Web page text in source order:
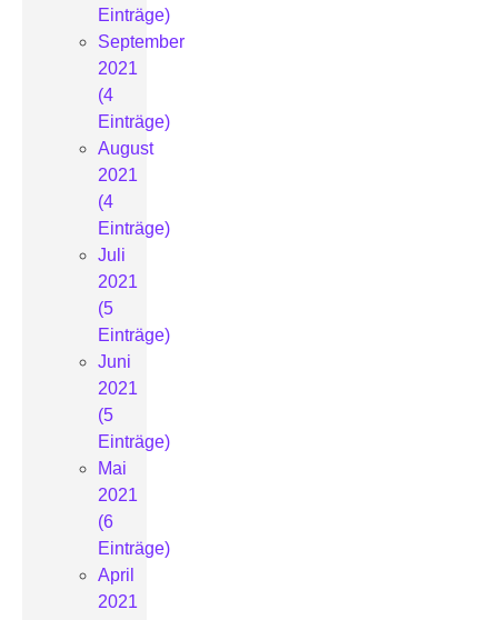
Einträge)
September
2021
(4
Einträge)
August
2021
(4
Einträge)
Juli
2021
(5
Einträge)
Juni
2021
(5
Einträge)
Mai
2021
(6
Einträge)
April
2021